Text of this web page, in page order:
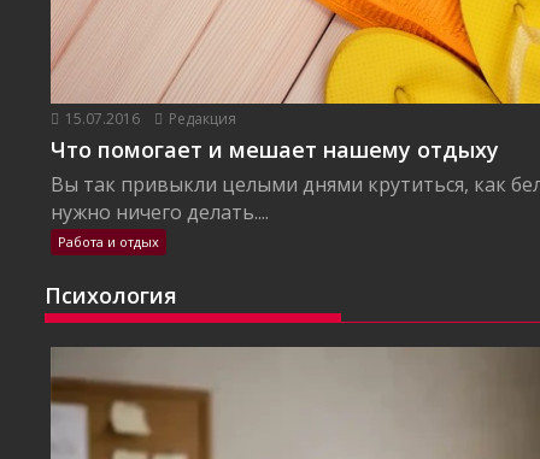
15.07.2016 Редакция
Что помогает и мешает нашему отдыху
Вы так привыкли целыми днями крутиться, как
нужно ничего делать....
Работа и отдых
Психология